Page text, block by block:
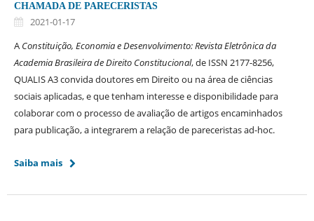
CHAMADA DE PARECERISTAS
2021-01-17
A Constituição, Economia e Desenvolvimento: Revista Eletrônica da
Academia Brasileira de Direito Constitucional, de ISSN 2177-8256,
QUALIS A3 convida doutores em Direito ou na área de ciências
sociais aplicadas, e que tenham interesse e disponibilidade para
colaborar com o processo de avaliação de artigos encaminhados
para publicação, a integrarem a relação de pareceristas ad-hoc.
Saiba mais